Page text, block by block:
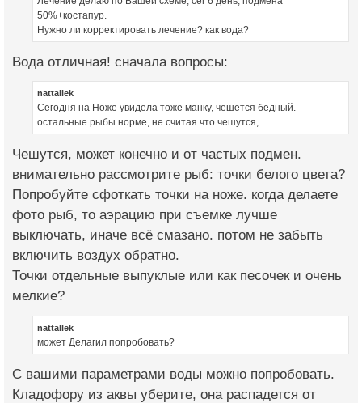
50%+костапур.
Нужно ли корректировать лечение? как вода?
Вода отличная! сначала вопросы:
nattallek
Сегодня на Ноже увидела тоже манку, чешется бедный.
остальные рыбы норме, не считая что чешутся,
Чешутся, может конечно и от частых подмен.
внимательно рассмотрите рыб: точки белого цвета?
Попробуйте сфоткать точки на ноже. когда делаете
фото рыб, то аэрацию при съемке лучше
выключать, иначе всё смазано. потом не забыть
включить воздух обратно.
Точки отдельные выпуклые или как песочек и очень
мелкие?
nattallek
может Делагил попробовать?
С вашими параметрами воды можно попробовать.
Кладофору из аквы уберите, она распадется от